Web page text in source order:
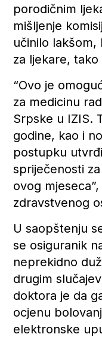
porodičnim
mišljenje
učinilo lakšom,
za ljekare,
“Ovo je
za medicinu
Srpske u IZIS.
godine, kao i
postupku
spriječenosti
ovog
zdravstvenog
U saopštenju
se osiguranik
neprekidno
drugim
doktora je da
ocjenu
elektronske